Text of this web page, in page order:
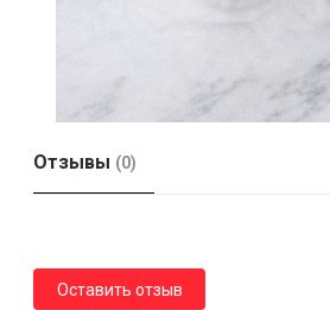
Отзывы (0)
Оставить отзыв